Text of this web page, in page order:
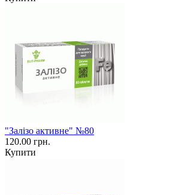
"Залізо активне" №80
120.00 грн.
Купити